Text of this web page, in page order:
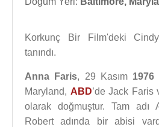
Korkunç Bir Film'deki
tanındı.
Anna Faris, 29 Kasım 1976
Maryland, ABD’de Jack Faris
olarak doğmuştur. Tam adı
Robert adında bir abisi